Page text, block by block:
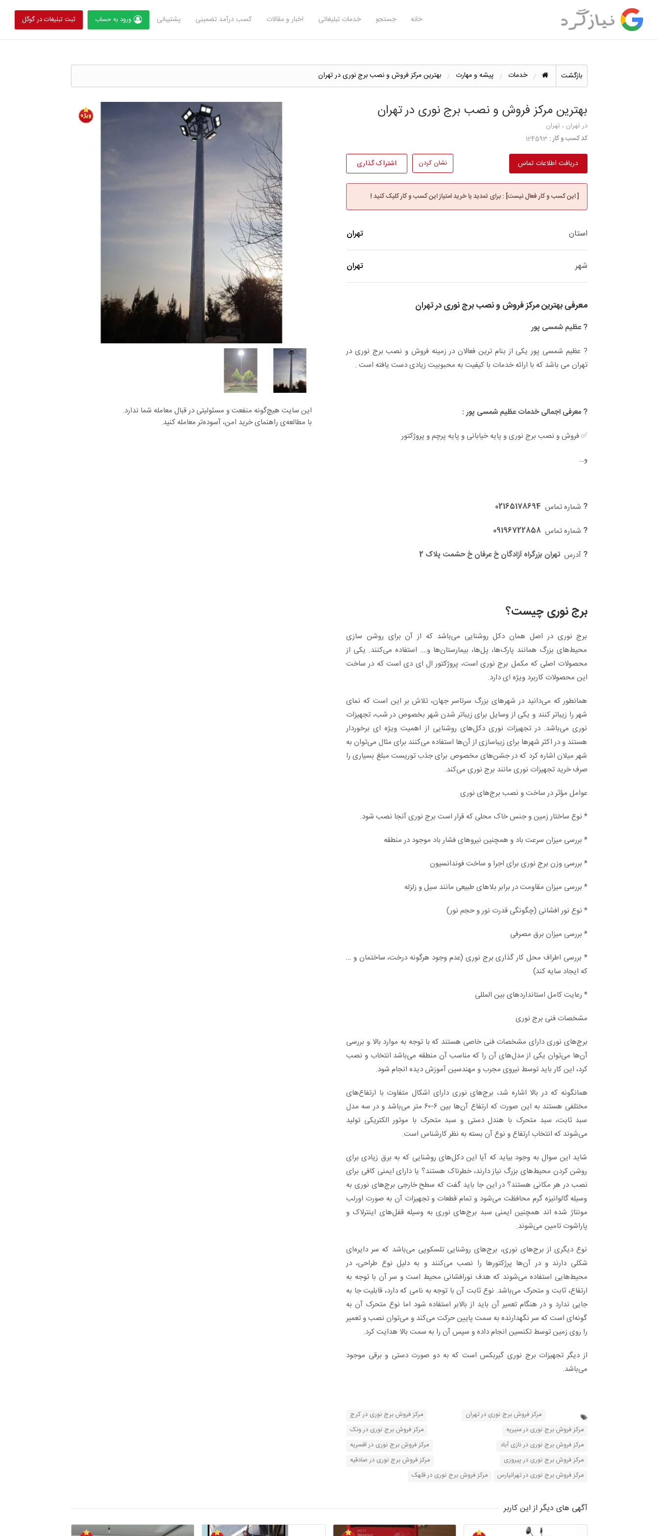
خانه جستجو خدمات تبلیغاتی اخبار و مقالات کسب درآمد تضمینی پشتیبانی ورود به حساب ثبت تبلیغات در گوگل
بازگشت خدمات پیشه و مهارت بهترین مرکز فروش و نصب برج نوری در تهران
بهترین مرکز فروش و نصب برج نوری در تهران
در تهران ، تهران
کد کسب و کار :
دریافت اطلاعات تماس نشان کردن اشتراک گذاری
[ این کسب و کار فعال نیست] : برای تمدید یا خرید امتیاز این کسب و کار کلیک کنید !
استان تهران
شهر تهران
معرفی بهترین مرکز فروش و نصب برج نوری در تهران
? عظیم شمسی پور
? عظیم شمسی پور یکی از بنام ترین فعالان در زمینه فروش و نصب برج نوری در
تهران می باشد که با ارائه خدمات با کیفیت به محبوبیت زیادی دست یافته است .
? معرفی اجمالی خدمات عظیم شمسی پور :
✅ فروش و نصب برج نوری و پایه خیابانی و پایه پرچم و پروژکتور
و…
? شماره تماس
? شماره تماس 09196722858
?آدرس تهران بزرگراه آزادگان خ عرفان خ حشمت پلاک 2
برج نوری چیست؟
برج نوری در اصل همان دکل روشنایی می‌باشد که از آن برای روشن سازی
محیط‌های بزرگ همانند پارک‌ها، پل‌ها، بیمارستان‌ها و…. استفاده می‌کنند. یکی از
محصولات اصلی که مکمل برج نوری است، پروژکتور ال ای دی است که در ساخت
این محصولات کاربرد ویژه ای دارد.
همانطور که می‌دانید در شهرهای بزرگ سرتاسر جهان، تلاش بر این است که نمای
شهر را زیباتر کنند و یکی از وسایل برای زیباتر شدن شهر بخصوص در شب، تجهیزات
نوری می‌باشد. در تجهیزات نوری دکل‌های روشنایی از اهمیت ویژه ای برخوردار
هستند و در اکثر شهرها برای زیباسازی از آن‌ها استفاده می‌کنند برای مثال می‌توان به
شهر میلان اشاره کرد که در جشن‌های مخصوص برای جذب توریست مبلغ بسیاری را
صرف خرید تجهیزات نوری مانند برج نوری می‌کند.
عوامل مؤثر در ساخت و نصب برج‌های نوری
* نوع ساختار زمین و جنس خاک محلی که قرار است برج نوری آنجا نصب شود.
* بررسی میزان سرعت باد و همچنین نیروهای فشار باد موجود در منطقه
* بررسی وزن برج نوری برای اجرا و ساخت فوندانسیون
* بررسی میزان مقاومت در برابر بلاهای طبیعی مانند سیل و زلزله
* نوع نور افشانی (چگونگی قدرت نور و حجم نور)
* بررسی میزان برق مصرفی
* بررسی اطراف محل کار گذاری برج نوری (عدم وجود هرگونه درخت، ساختمان و …
که ایجاد سایه کند)
* رعایت کامل استانداردهای بین المللی
مشخصات فنی برج نوری
برج‌های نوری دارای مشخصات فنی خاصی هستند که با توجه به موارد بالا و بررسی
آن‌ها می‌توان یکی از مدل‌های آن را که مناسب آن منطقه می‌باشد انتخاب و نصب
کرد، این کار باید توسط نیروی مجرب و مهندسین آموزش دیده انجام شود.
همانگونه که در بالا اشاره شد، برج‌های نوری دارای اشکال متفاوت با ارتفاع‌های
مختلفی هستند به این صورت که ارتفاع آن‌ها بین ۶-۶۰ متر می‌باشد و در سه مدل
سبد ثابت، سبد متحرک با هندل دستی و سبد متحرک با موتور الکتریکی تولید
می‌شوند که انتخاب ارتفاع و نوع آن بسته به نظر کارشناس است.
شاید این سوال به وجود بیاید که آیا این دکل‌های روشنایی که به برق زیادی برای
روشن کردن محیط‌های بزرگ نیاز دارند، خطرناک هستند؟ یا دارای ایمنی کافی برای
نصب در هر مکانی هستند؟ در این جا باید گفت که سطح خارجی برج‌های نوری به
وسیله گالوانیزه گرم محافظت می‌شود و تمام قطعات و تجهیزات آن به صورت اورلب
مونتاژ شده اند همچنین ایمنی سبد برج‌های نوری به وسیله قفل‌های اینترلاک و
پاراشوت تامین می‌شوند.
نوع دیگری از برج‌های نوری، برج‌های روشنایی تلسکوپی می‌باشد که سر دایره‌ای
شکلی دارند و در آن‌ها پرژکتورها را نصب می‌کنند و به دلیل نوع طراحی، در
محیط‌هایی استفاده می‌شوند که هدف نورافشانی محیط است و سر آن با توجه به
ارتفاع، ثابت و متحرک می‌باشد. نوع ثابت آن با توجه به نامی که دارد، قابلیت جا به
جایی ندارد و در هنگام تعمیر آن باید از بالابر استفاده شود اما نوع متحرک آن به
گونه‌ای است که سر نگهدارنده به سمت پایین حرکت می‌کند و می‌توان نصب و تعمیر
را روی زمین توسط تکنسین انجام داده و سپس آن را به سمت بالا هدایت کرد.
از دیگر تجهیزات برج نوری گیربکس است که به دو صورت دستی و برقی موجود
می‌باشد.
مرکز فروش برج نوری در تهران
مرکز فروش برج نوری در کرج
مرکز فروش برج نوری در منیریه
مرکز فروش برج نوری در ونک
مرکز فروش برج نوری در نازی آباد
مرکز فروش برج نوری در افسریه
مرکز فروش برج نوری در پیروزی
مرکز فروش برج نوری در صادقیه
مرکز فروش برج نوری در تهرانپارس
مرکز فروش برج نوری در قلهک
این سایت هیچ‌گونه منفعت و مسئولیتی در قبال معامله شما ندارد.
با مطالعه‌ی راهنمای خرید امن، آسوده‌تر معامله کنید.
آگهی های دیگر از این کاربر